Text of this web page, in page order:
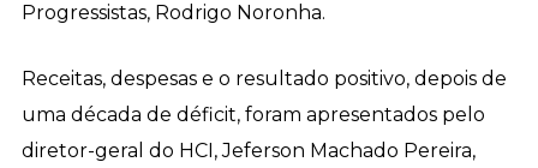
Progressistas, Rodrigo Noronha.
Receitas, despesas e o resultado positivo, depois de
uma década de déficit, foram apresentados pelo
diretor-geral do HCI, Jeferson Machado Pereira,